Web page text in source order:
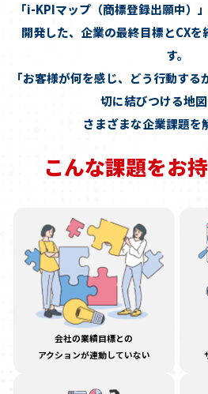
「i-KPIマップ（商標登録出願中）
開発した、企業の最終目標とCX
す。
「お客様が何を感じ、どう行動す
切に結びつける地図
さまざまな企業課題を
こんな課題をお
会社の業績目標との
アクションが連動していない